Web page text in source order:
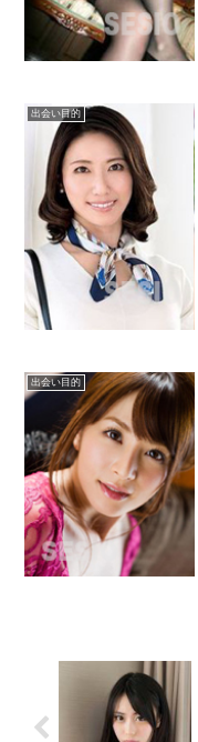
出会い目的
出会い目的